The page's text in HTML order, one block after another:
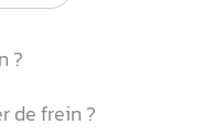
?
de frein ?